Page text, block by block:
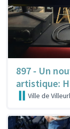
897 - Un
artistique:
Ville de